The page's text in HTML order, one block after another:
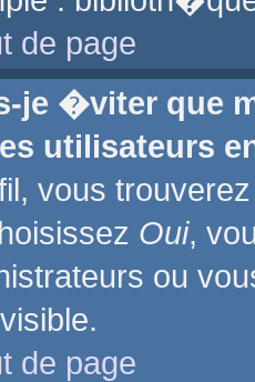
de page
je �viter que
utilisateurs
vous
Oui,
ou
de page